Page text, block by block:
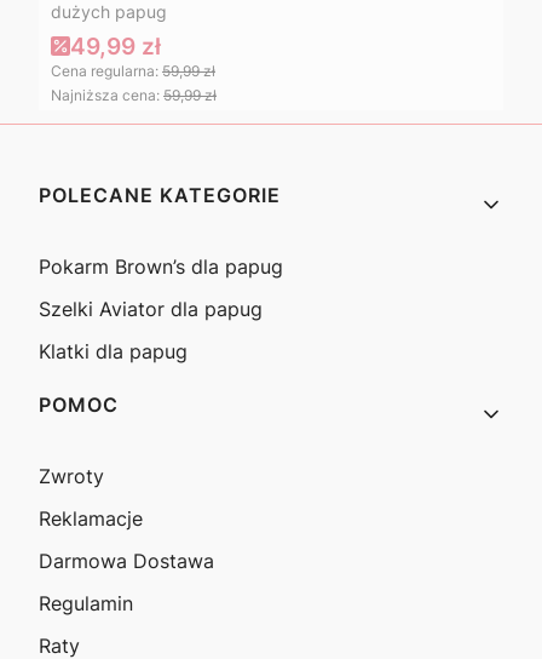
dużych papug
49,99 zł
Cena regularna: 59,99 zł
Najniższa cena: 59,99 zł
Linki w stopce
POLECANE KATEGORIE
Pokarm Brown’s dla papug
Szelki Aviator dla papug
Klatki dla papug
POMOC
Zwroty
Reklamacje
Darmowa Dostawa
Regulamin
Raty